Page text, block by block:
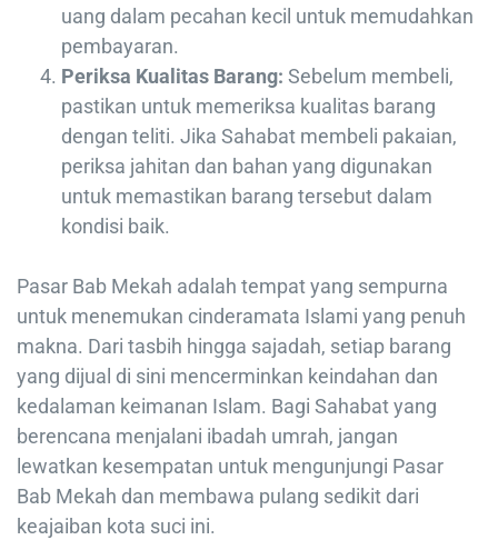
uang dalam pecahan kecil untuk memudahkan
pembayaran.
Periksa Kualitas Barang: Sebelum membeli,
pastikan untuk memeriksa kualitas barang
dengan teliti. Jika Sahabat membeli pakaian,
periksa jahitan dan bahan yang digunakan
untuk memastikan barang tersebut dalam
kondisi baik.
Pasar Bab Mekah adalah tempat yang sempurna
untuk menemukan cinderamata Islami yang penuh
makna. Dari tasbih hingga sajadah, setiap barang
yang dijual di sini mencerminkan keindahan dan
kedalaman keimanan Islam. Bagi Sahabat yang
berencana menjalani ibadah umrah, jangan
lewatkan kesempatan untuk mengunjungi Pasar
Bab Mekah dan membawa pulang sedikit dari
keajaiban kota suci ini.